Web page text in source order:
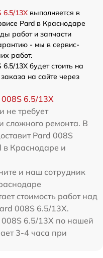
6.5/13X выполняется в
Pard в Краснодаре
работ и запчасти
- мы в сервис-
работ.
13X будет стоить на
на сайте через
6.5/13X
не требует
сложного ремонта. В
Pard 008S
в Краснодаре и
и наш сотрудник
стоимость работ над
008S 6.5/13X.
6.5/13X по нашей
3-4 часа при